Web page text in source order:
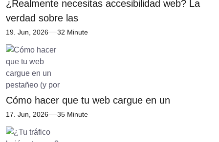
¿Realmente necesitas accesibilidad web? La
verdad sobre las
19. Jun, 2026 32 Minute
Cómo hacer que tu web cargue en un
17. Jun, 2026 35 Minute